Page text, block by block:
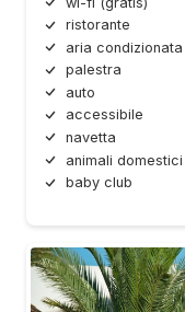
ristorante
aria condizionata
palestra
auto
accessibile
navetta
animali domestici
baby club